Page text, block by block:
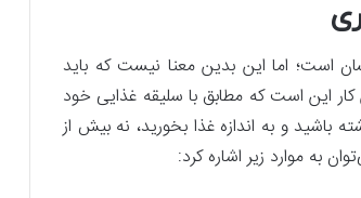
است؛ اما این بدین معنا نیست که باید
این است که مطابق با سلیقه غذایی خود
و به اندازه غذا بخورید، نه بیش از
موارد زیر اشاره کرد: